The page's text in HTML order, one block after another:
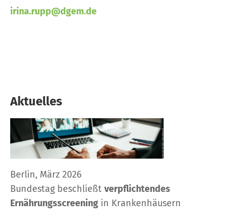
irina.rupp@dgem.de
Aktuelles
Berlin, März 2026
Bundestag beschließt verpflichtendes
Ernährungsscreening in Krankenhäusern